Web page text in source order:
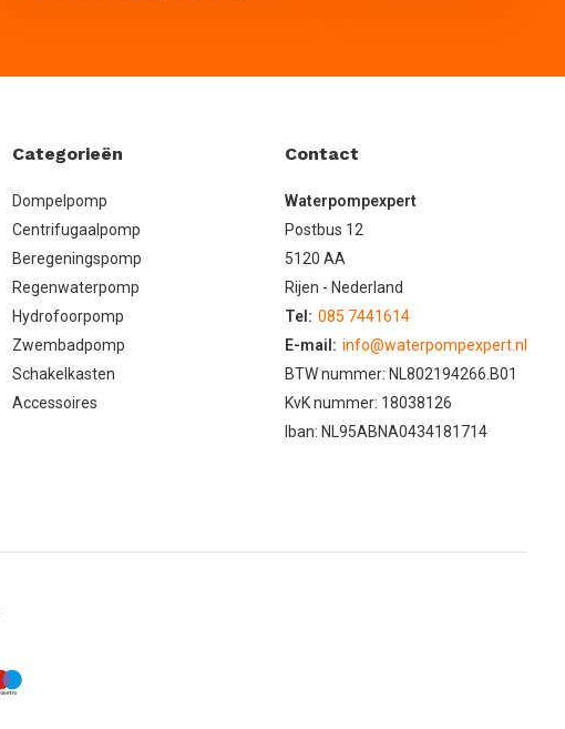
Categorieën
Dompelpomp
Centrifugaalpomp
Beregeningspomp
Regenwaterpomp
Hydrofoorpomp
Zwembadpomp
Schakelkasten
Accessoires
Contact
Waterpompexpert
Postbus 12
5120 AA
Rijen - Nederland
Tel: 085 7441614
E-mail: info@waterpompexpert.nl
BTW nummer: NL802194266.B01
KvK nummer: 18038126
Iban: NL95ABNA0434181714